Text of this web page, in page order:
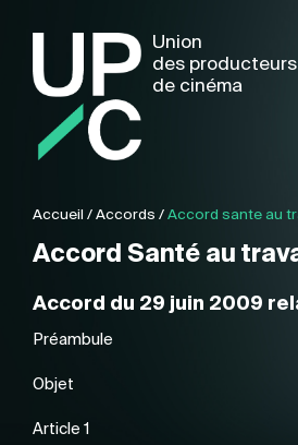
Union
des producteurs
de cinéma
Accueil / Accords / Accord sante au
Accord Santé au
Accord du 29 juin 2009
Préambule
Objet
Article 1